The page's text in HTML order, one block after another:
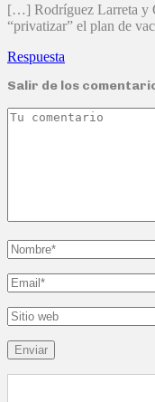
[…] Rodríguez Larreta y
“privatizar” el plan de
Respuesta
Salir de los